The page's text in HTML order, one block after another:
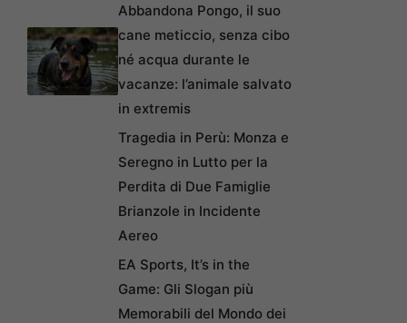
Abbandona Pongo, il suo
cane meticcio, senza cibo
né acqua durante le
vacanze: l’animale salvato
in extremis
Tragedia in Perù: Monza e
Seregno in Lutto per la
Perdita di Due Famiglie
Brianzole in Incidente
Aereo
EA Sports, It’s in the
Game: Gli Slogan più
Memorabili del Mondo dei